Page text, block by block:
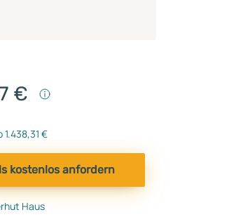
€
€
kostenlos anfordern
Haus